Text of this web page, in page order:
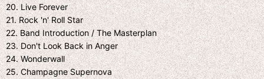
20. Live Forever
21. Rock 'n' Roll Star
22. Band Introduction / The Masterplan
23. Don't Look Back in Anger
24. Wonderwall
25. Champagne Supernova